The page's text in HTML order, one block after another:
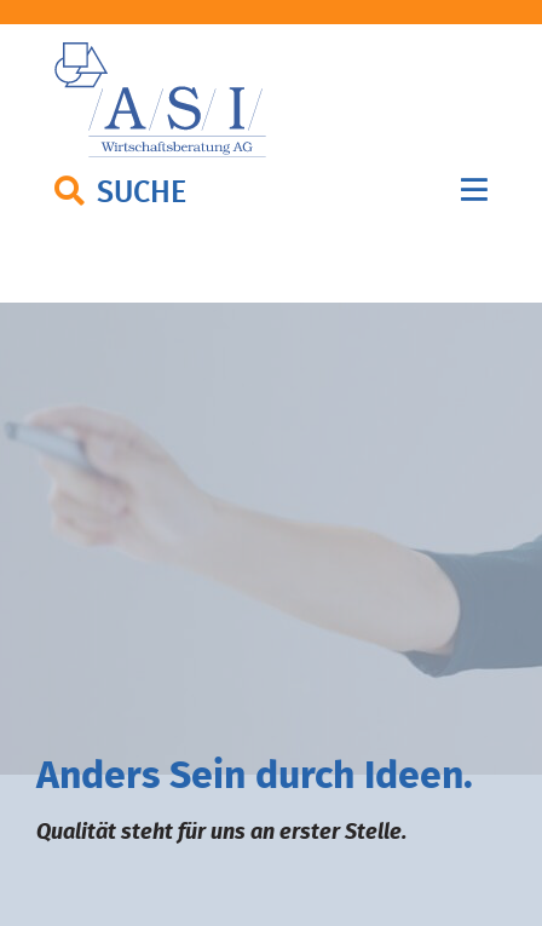
SUCHE
Anders Sein durch deen.
Qualität steht für uns an erster Stelle.